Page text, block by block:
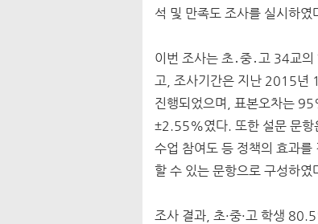
석 및 만족도 조사를 실시하였
이번 조사는 초․중․고 34교
고, 조사기간은 지난 2015년
진행되었으며, 표본오차는
±2.55%였다. 또한 설문 문항
수업 참여도 등 정책의 효과를
할 수 있는 문항으로 구성하였
조사 결과, 초·중·고 학생